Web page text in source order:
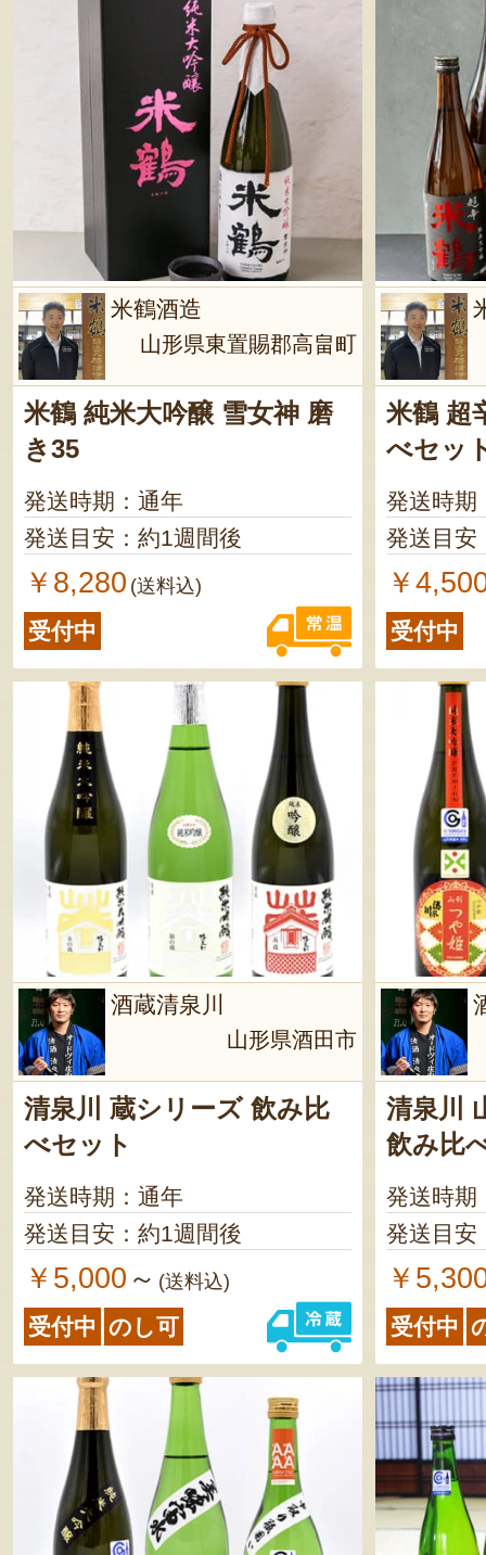
米鶴酒造
山形県東置賜郡高畠町
米鶴 純米大吟醸 雪女神 磨
き35
発送時期：通年
発送目安：約1週間後
￥8,280 (送料込)
受付中
米鶴 超
べセッ
発送時期
発送目安
￥
受付中
酒蔵清泉川
山形県酒田市
清泉川 蔵シリーズ 飲み比
べセット
発送時期：通年
発送目安：約1週間後
￥5,000 ～ (送料込)
受付中 のし可
清泉川
飲み比
発送時期
発送目安
￥
受付中